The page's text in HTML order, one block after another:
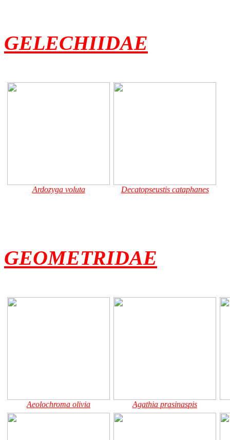
GELECHIIDAE
Ardozyga voluta Decatopseustis cataphanes
GEOMETRIDAE
Aeolochroma olivia Agathia prasinaspis